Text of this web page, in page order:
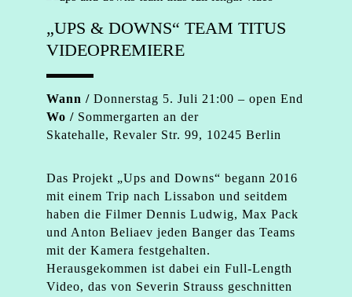
„UPS & DOWNS“ TEAM TITUS
VIDEOPREMIERE
Wann / Donnerstag 5. Juli 21:00 – open End
Wo / Sommergarten an der
Skatehalle, Revaler Str. 99, 10245 Berlin
Das Projekt „Ups and Downs“ begann 2016
mit einem Trip nach Lissabon und seitdem
haben die Filmer Dennis Ludwig, Max Pack
und Anton Beliaev jeden Banger das Teams
mit der Kamera festgehalten.
Herausgekommen ist dabei ein Full-Length
Video, das von Severin Strauss geschnitten